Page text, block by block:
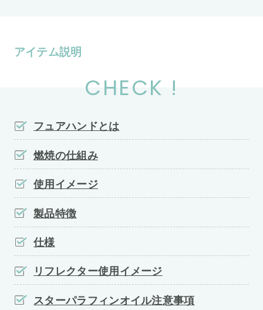
アイテム説明
CHECK !
フュアハンドとは
燃焼の仕組み
使用イメージ
製品特徴
仕様
リフレクター使用イメージ
スターパラフィンオイル注意事項